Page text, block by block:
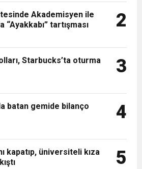
Akademisyen ile
tartışması
2
Starbucks’ta oturma
3
batan gemide bilanço
4
kapatıp, üniversiteli kıza
5